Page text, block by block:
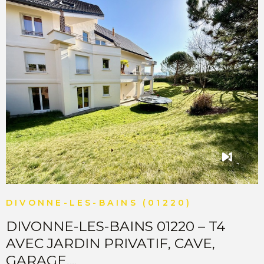
immobilier, agence immobilière Divonne les Bains,
Vente et achat appartement Divonne les Bains. “Les
informations sur les risques auxquels ce bien est exposé
sont disponibles sur le site
Géorisques http://www.georisques.gouv.fr”.
DIVONNE-LES-BAINS (01220)
DIVONNE-LES-BAINS 01220 – T4
AVEC JARDIN PRIVATIF, CAVE,
GARAGE,...
VOIR LE BIEN